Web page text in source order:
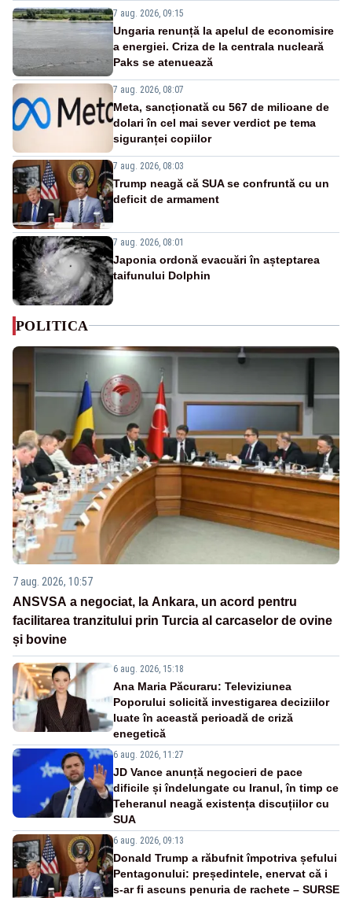
7 aug. 2026, 09:15
Ungaria renunță la apelul de economisire
a energiei. Criza de la centrala nucleară
Paks se atenuează
7 aug. 2026, 08:07
Meta, sancționată cu 567 de milioane de
dolari în cel mai sever verdict pe tema
siguranței copiilor
7 aug. 2026, 08:03
Trump neagă că SUA se confruntă cu un
deficit de armament
7 aug. 2026, 08:01
Japonia ordonă evacuări în așteptarea
taifunului Dolphin
POLITICA
7 aug. 2026, 10:57
ANSVSA a negociat, la Ankara, un acord pentru
facilitarea tranzitului prin Turcia al carcaselor de ovine
și bovine
6 aug. 2026, 15:18
Ana Maria Păcuraru: Televiziunea
Poporului solicită investigarea deciziilor
luate în această perioadă de criză
enegetică
6 aug. 2026, 11:27
JD Vance anunță negocieri de pace
dificile și îndelungate cu Iranul, în timp ce
Teheranul neagă existența discuțiilor cu
SUA
6 aug. 2026, 09:13
Donald Trump a răbufnit împotriva șefului
Pentagonului: președintele, enervat că i
s-ar fi ascuns penuria de rachete – SURSE